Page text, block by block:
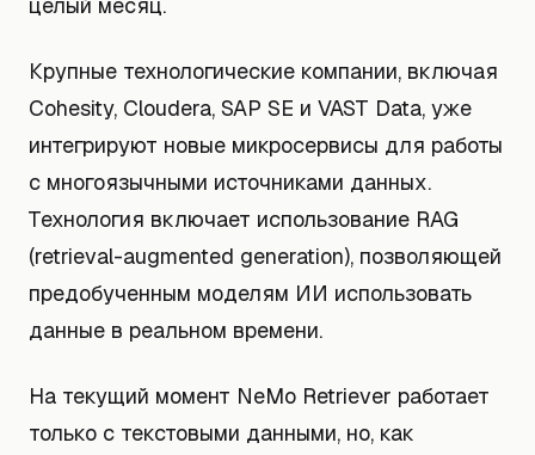
Крупные технологические компании, включая
Cohesity, Cloudera, SAP SE и VAST Data, уже
интегрируют новые микросервисы для работы
с многоязычными источниками данных.
Технология включает использование RAG
(retrieval-augmented generation), позволяющей
предобученным моделям ИИ использовать
данные в реальном времени.
На текущий момент NeMo Retriever работает
только с текстовыми данными, но, как